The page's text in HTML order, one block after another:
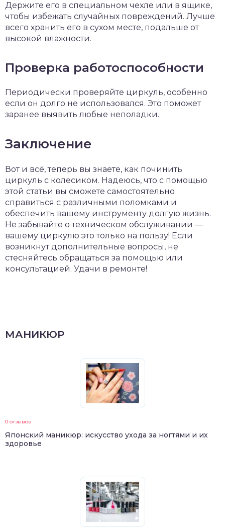
Держите его в специальном чехле или в ящике,
чтобы избежать случайных повреждений. Лучше
всего хранить его в сухом месте, подальше от
высокой влажности.
Проверка работоспособности
Периодически проверяйте циркуль, особенно
если он долго не использовался. Это поможет
заранее выявить любые неполадки.
Заключение
Вот и всё, теперь вы знаете, как починить
циркуль с колесиком. Надеюсь, что с помощью
этой статьи вы сможете самостоятельно
справиться с различными поломками и
обеспечить вашему инструменту долгую жизнь.
Не забывайте о техническом обслуживании —
вашему циркулю это только на пользу! Если
возникнут дополнительные вопросы, не
стесняйтесь обращаться за помощью или
консультацией. Удачи в ремонте!
МАНИКЮР
0 отзывов
Японский маникюр: искусство ухода за ногтями и их
здоровье